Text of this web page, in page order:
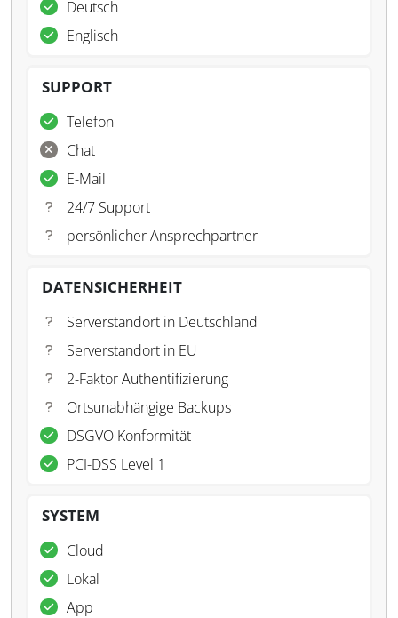
Deutsch
Englisch
SUPPORT
Telefon
Chat
E-Mail
24/7 Support
persönlicher Ansprechpartner
DATENSICHERHEIT
Serverstandort in Deutschland
Serverstandort in EU
2-Faktor Authentifizierung
Ortsunabhängige Backups
DSGVO Konformität
PCI-DSS Level 1
SYSTEM
Cloud
Lokal
App